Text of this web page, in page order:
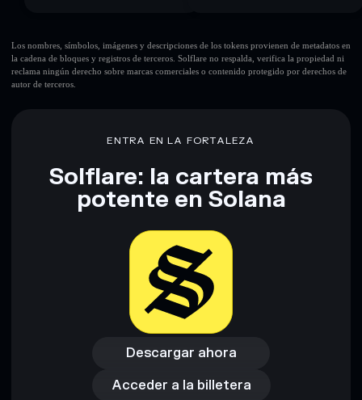
Los nombres, símbolos, imágenes y descripciones de los tokens provienen de metadatos en
la cadena de bloques y registros de terceros. Solflare no respalda, verifica la propiedad ni
reclama ningún derecho sobre marcas comerciales o contenido protegido por derechos de
autor de terceros.
ENTRA EN LA FORTALEZA
Solflare: la cartera más
potente en Solana
Descargar ahora
Descargar ahora
Acceder a la billetera
Acceder a la billetera